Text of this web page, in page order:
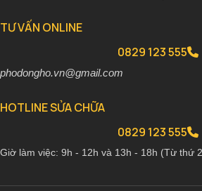
TƯ VẤN ONLINE
0829 123 555
phodongho.vn@gmail.com
HOTLINE SỬA CHỮA
0829 123 555
Giờ làm việc: 9h - 12h và 13h - 18h (Từ thứ